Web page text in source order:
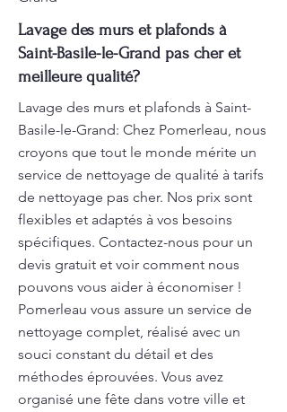
Lavage des murs et plafonds à
Saint-Basile-le-Grand pas cher et
meilleure qualité?
Lavage des murs et plafonds à Saint-
Basile-le-Grand: Chez Pomerleau, nous
croyons que tout le monde mérite un
service de nettoyage de qualité à tarifs
de nettoyage pas cher. Nos prix sont
flexibles et adaptés à vos besoins
spécifiques. Contactez-nous pour un
devis gratuit et voir comment nous
pouvons vous aider à économiser !
Pomerleau vous assure un service de
nettoyage complet, réalisé avec un
souci constant du détail et des
méthodes éprouvées. Vous avez
organisé une fête dans votre ville et